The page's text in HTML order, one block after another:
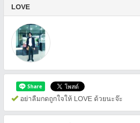
LOVE
อย่าลืมกดถูกใจให้ LOVE ด้วยนะจ๊ะ